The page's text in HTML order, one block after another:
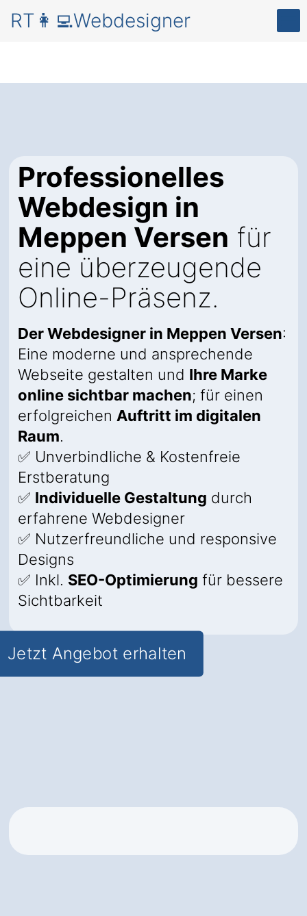
RT👩‍💻Webdesigner
Professionelles
Webdesign in
Meppen Versen für
eine überzeugende
Online-Präsenz.
Der Webdesigner in Meppen Versen:
Eine moderne und ansprechende
Webseite gestalten und Ihre Marke
online sichtbar machen; für einen
erfolgreichen Auftritt im digitalen
Raum.
✅ Unverbindliche & Kostenfreie
Erstberatung
✅ Individuelle Gestaltung durch
erfahrene Webdesigner
✅ Nutzerfreundliche und responsive
Designs
✅ Inkl. SEO-Optimierung für bessere
Sichtbarkeit
Jetzt Angebot erhalten